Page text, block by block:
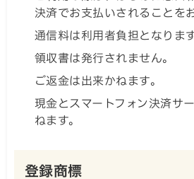
決済でお支払いされることを
通信料は利用者負担となります
領収書は発行されません。
ご返金は出来かねます。
現金とスマートフォン決済サ
ねます。
登録商標